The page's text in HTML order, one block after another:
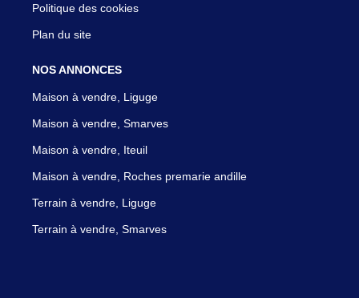
Politique des cookies
Plan du site
NOS ANNONCES
Maison à vendre, Liguge
Maison à vendre, Smarves
Maison à vendre, Iteuil
Maison à vendre, Roches premarie andille
Terrain à vendre, Liguge
Terrain à vendre, Smarves